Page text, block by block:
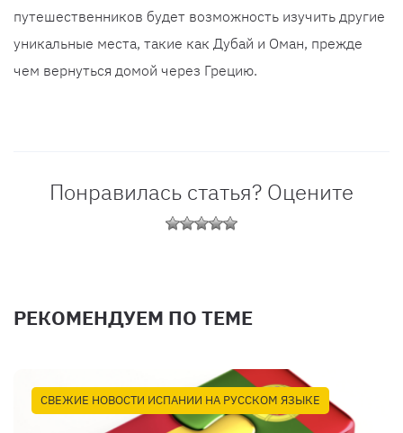
путешественников будет возможность изучить другие
уникальные места, такие как Дубай и Оман, прежде
чем вернуться домой через Грецию.
Понравилась статья? Оцените
РЕКОМЕНДУЕМ ПО ТЕМЕ
СВЕЖИЕ НОВОСТИ ИСПАНИИ НА РУССКОМ ЯЗЫКЕ